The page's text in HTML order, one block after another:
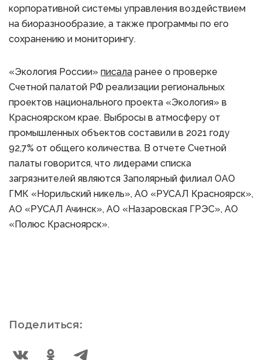
корпоративной системы управления воздействием
на биоразнообразие, а также программы по его
сохранению и мониторингу.
«Экология России» писала ранее о проверке
Счетной палатой РФ реализации региональных
проектов национального проекта «Экология» в
Красноярском крае. Выбросы в атмосферу от
промышленных объектов составили в 2021 году
92,7% от общего количества. В отчете Счетной
палаты говорится, что лидерами списка
загрязнителей являются Заполярный филиал ОАО
ГМК «Норильский никель», АО «РУСАЛ Красноярск»,
АО «РУСАЛ Ачинск», АО «Назаровская ГРЭС», АО
«Полюс Красноярск».
Поделиться: